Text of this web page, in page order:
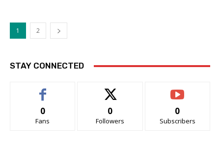
1 2
STAY CONNECTED
0
Fans
0
Followers
0
Subscribers